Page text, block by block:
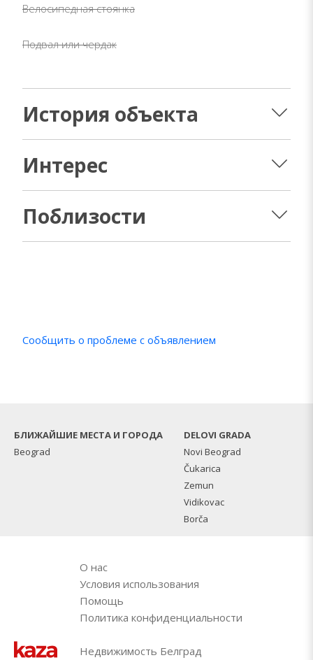
Велосипедная стоянка
Подвал или чердак
История объекта
Интерес
Поблизости
Сообщить о проблеме с объявлением
БЛИЖАЙШИЕ МЕСТА И ГОРОДА
Beograd
DELOVI GRADA
Novi Beograd
Čukarica
Zemun
Vidikovac
Borča
О нас
Условия использования
Помощь
Политика конфиденциальности
Недвижимость Белград